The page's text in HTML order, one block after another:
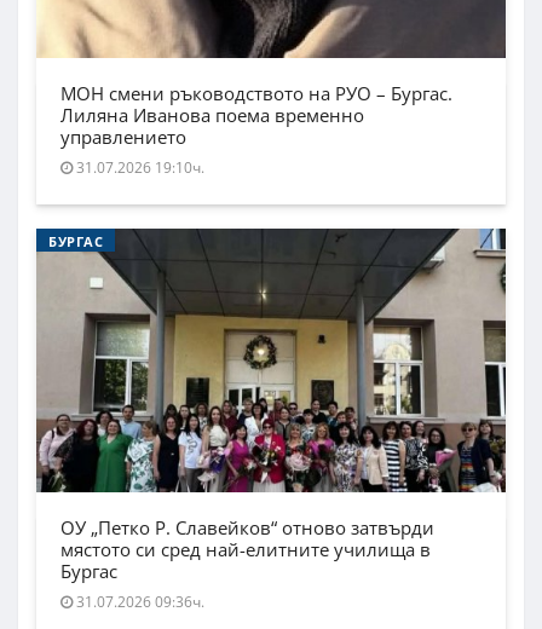
МОН смени ръководството на РУО – Бургас.
Лиляна Иванова поема временно
управлението
31.07.2026 19:10ч.
БУРГАС
ОУ „Петко Р. Славейков“ отново затвърди
мястото си сред най-елитните училища в
Бургас
31.07.2026 09:36ч.